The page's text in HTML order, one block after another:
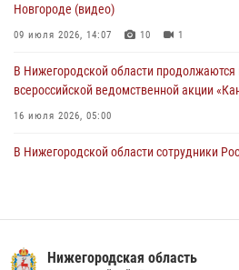
Новгороде (видео)
09 июля 2026, 14:07 10 1
В Нижегородской области
всероссийской ведомственной акции
16 июля 2026, 05:00
В Нижегородской области сотрудники
Суперкубка России в Нижнем Новгороде
Нижегородская область